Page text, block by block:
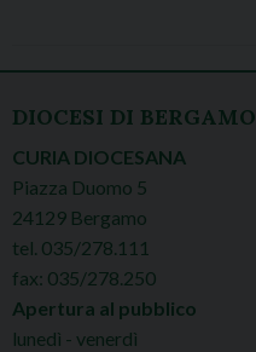
DIOCESI DI BERGAMO
CURIA DIOCESANA
Piazza Duomo 5
24129 Bergamo
tel. 035/278.111
fax: 035/278.250
Apertura al pubblico
lunedì - venerdì